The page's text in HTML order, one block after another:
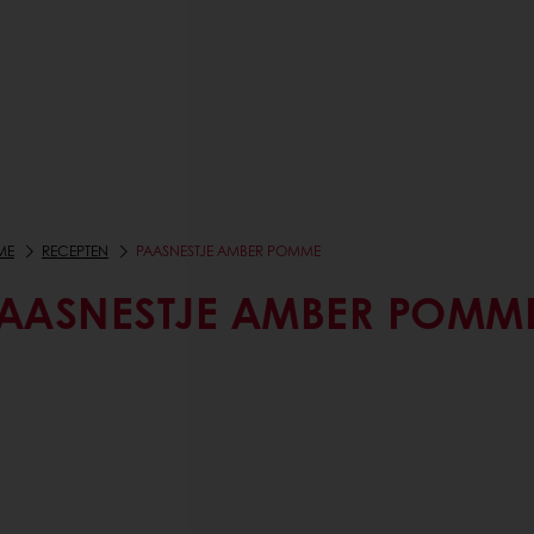
RECEPTEN PAASNESTJE AMBER POMME
AMBER